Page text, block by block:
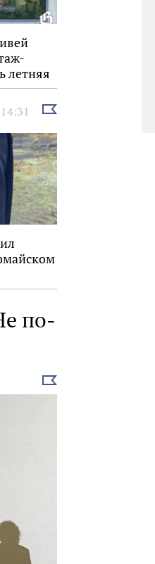
летняя
Выбрать
по-
Выбрать
новость